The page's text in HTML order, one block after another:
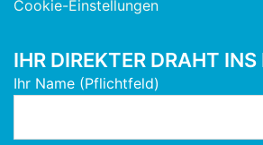
Cookie-Einstellungen
IHR DIREKTER DRAHT
Ihr Name (Pflichtfeld)